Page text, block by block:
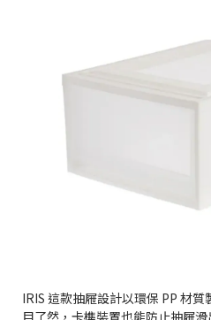
IRIS 這款抽屜設計以環保 PP 材